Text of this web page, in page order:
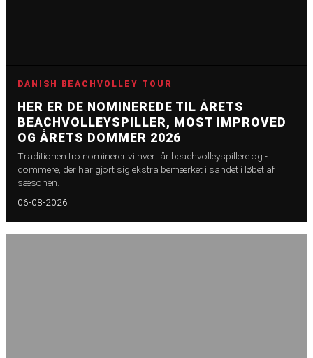
DANISH BEACHVOLLEY TOUR
HER ER DE NOMINEREDE TIL ÅRETS
BEACHVOLLEYSPILLER, MOST IMPROVED
OG ÅRETS DOMMER 2026
Traditionen tro nominerer vi hvert år beachvolleyspillere og -
dommere, der har gjort sig ekstra bemærket i sandet i løbet af
sæsonen.
06-08-2026